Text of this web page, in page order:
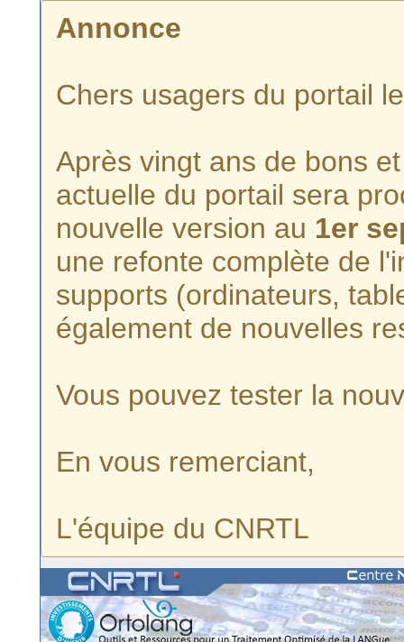
Annonce
Chers usagers du portail
Après vingt ans de bons
actuelle du portail sera
nouvelle version au 1er
une refonte complète de
supports (ordinateurs,
également de nouvelles
Vous pouvez tester la
En vous remerciant,
L'équipe du CNRTL